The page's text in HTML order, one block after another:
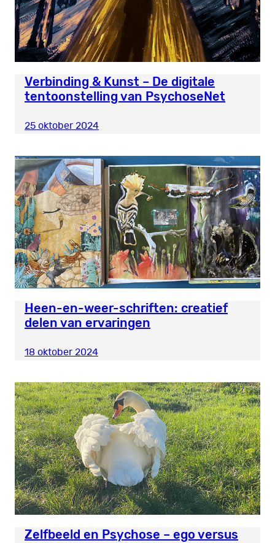
Verbinding & Kunst – De digitale
tentoonstelling van PsychoseNet
25 oktober 2024
Heen-en-weer-schriften: creatief
delen van ervaringen
18 oktober 2024
Zelfbeeld en Psychose – ego versus